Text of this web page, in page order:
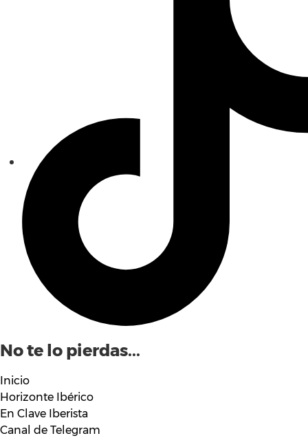
No te lo pierdas...
Inicio
Horizonte Ibérico
En Clave Iberista
Canal de Telegram